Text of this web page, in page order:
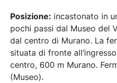
Posizione: incastonato in
pochi passi dal Museo del
dal centro di Murano. La
situata di fronte
centro, 600 m Murano.
(Museo).